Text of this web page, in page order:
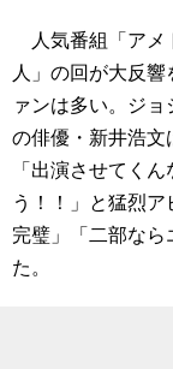
人気番組「アメ
人」の回が大反
ァンは多い。ジ
の俳優・新井浩文
「出演させてく
う！！」と猛烈
完璧」「二部な
た。